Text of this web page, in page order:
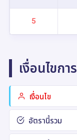
5
เงื่อนไขก
เงื่อนไข
อัตรานี้รวม